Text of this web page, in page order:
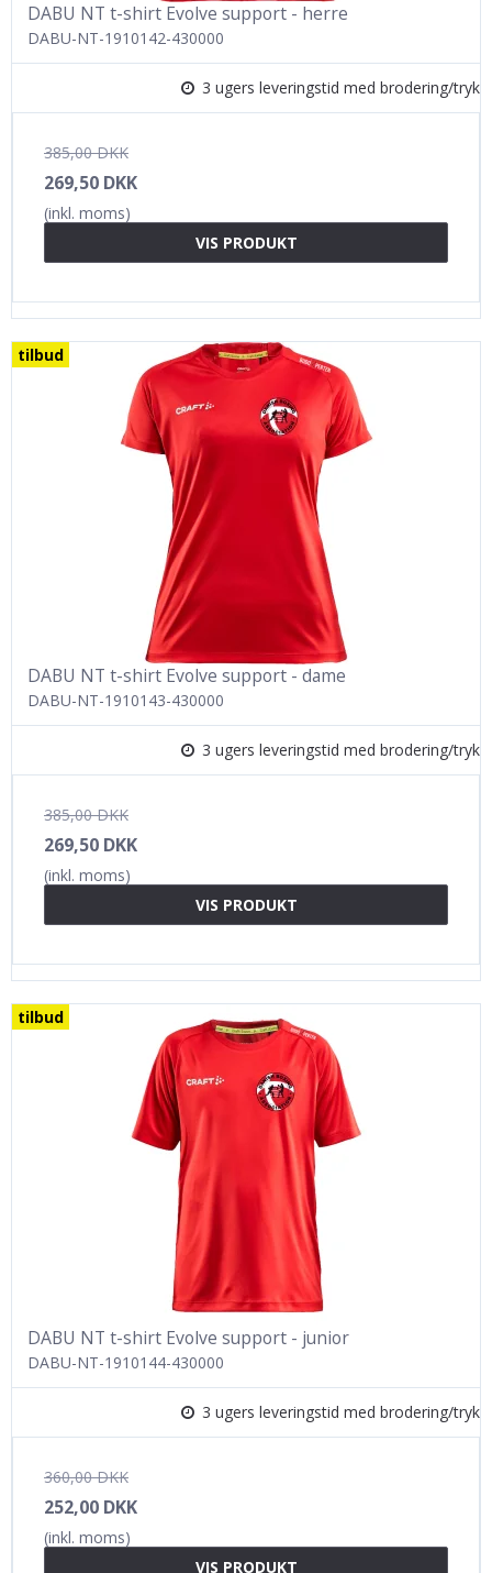
DABU NT t-shirt Evolve support - herre
DABU-NT-1910142-430000
3 ugers leveringstid med brodering/tryk
385,00 DKK
269,50 DKK
(inkl. moms)
VIS PRODUKT
tilbud
DABU NT t-shirt Evolve support - dame
DABU-NT-1910143-430000
3 ugers leveringstid med brodering/tryk
385,00 DKK
269,50 DKK
(inkl. moms)
VIS PRODUKT
tilbud
DABU NT t-shirt Evolve support - junior
DABU-NT-1910144-430000
3 ugers leveringstid med brodering/tryk
360,00 DKK
252,00 DKK
(inkl. moms)
VIS PRODUKT